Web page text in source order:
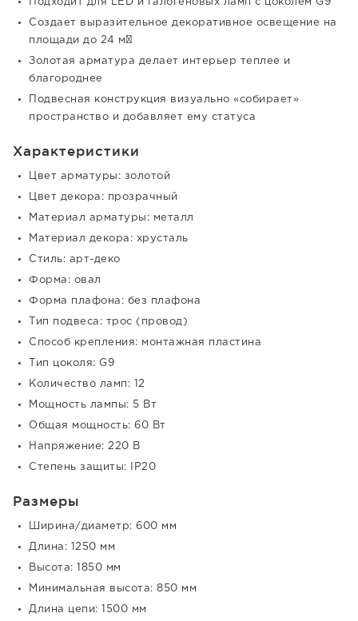
Подходит для LED и галогеновых ламп с цоколем G9
Создает выразительное декоративное освещение на
площади до 24 м²
Золотая арматура делает интерьер теплее и
благороднее
Подвесная конструкция визуально «собирает»
пространство и добавляет ему статуса
Характеристики
Цвет арматуры: золотой
Цвет декора: прозрачный
Материал арматуры: металл
Материал декора: хрусталь
Стиль: арт-деко
Форма: овал
Форма плафона: без плафона
Тип подвеса: трос (провод)
Способ крепления: монтажная пластина
Тип цоколя: G9
Количество ламп: 12
Мощность лампы: 5 Вт
Общая мощность: 60 Вт
Напряжение: 220 В
Степень защиты: IP20
Размеры
Ширина/диаметр: 600 мм
Длина: 1250 мм
Высота: 1850 мм
Минимальная высота: 850 мм
Длина цепи: 1500 мм